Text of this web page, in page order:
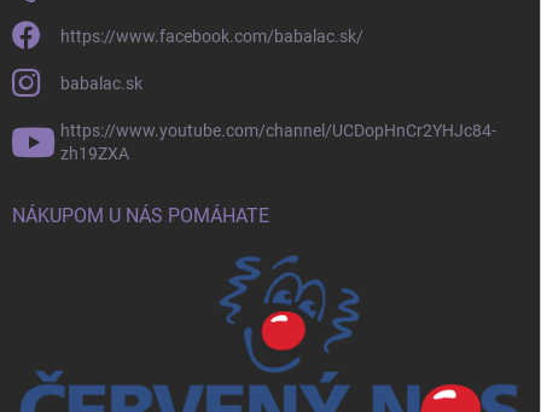
https://www.facebook.com/babalac.sk/
babalac.sk
https://www.youtube.com/channel/UCDopHnCr2YHJc84-
zh19ZXA
NÁKUPOM U NÁS POMÁHATE